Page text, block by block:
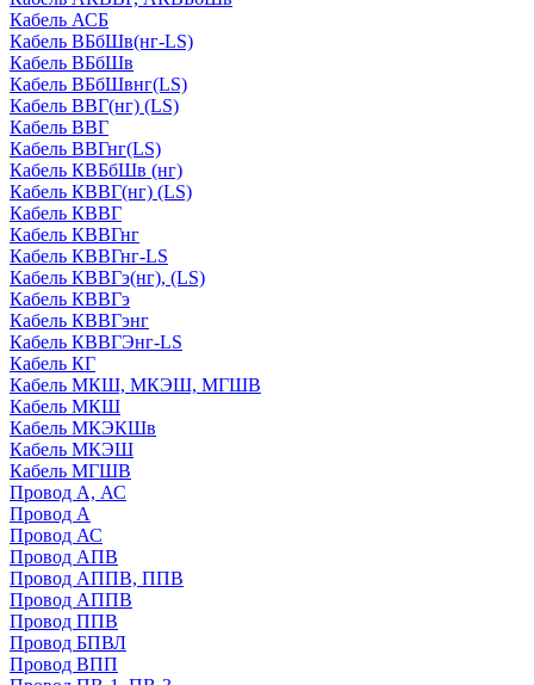
Кабель АСБ
Кабель ВБбШв(нг-LS)
Кабель ВБбШв
Кабель ВБбШвнг(LS)
Кабель ВВГ(нг) (LS)
Кабель ВВГ
Кабель ВВГнг(LS)
Кабель КВБбШв (нг)
Кабель КВВГ(нг) (LS)
Кабель КВВГ
Кабель КВВГнг
Кабель КВВГнг-LS
Кабель КВВГэ(нг), (LS)
Кабель КВВГэ
Кабель КВВГэнг
Кабель КВВГЭнг-LS
Кабель КГ
Кабель МКШ, МКЭШ, МГШВ
Кабель МКШ
Кабель МКЭКШв
Кабель МКЭШ
Кабель МГШВ
Провод А, АС
Провод А
Провод АС
Провод АПВ
Провод АППВ, ППВ
Провод АППВ
Провод ППВ
Провод БПВЛ
Провод ВПП